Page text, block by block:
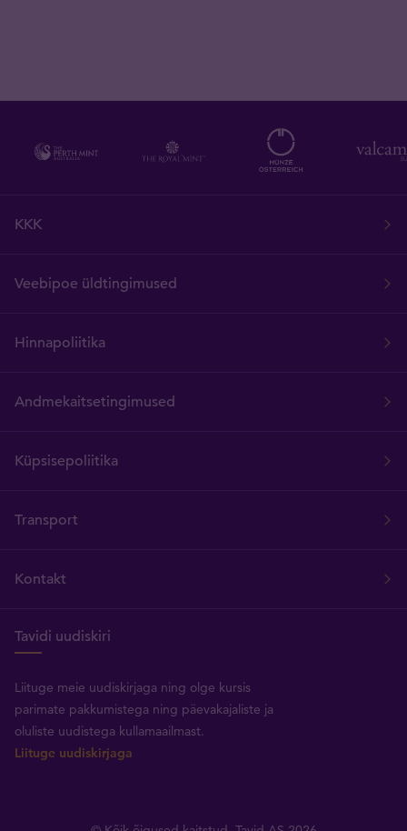
KKK
Veebipoe üldtingimused
Hinnapoliitika
Andmekaitsetingimused
Küpsisepoliitika
Transport
Kontakt
Tavidi uudiskiri
Liituge meie uudiskirjaga ning olge kursis
parimate pakkumistega ning päevakajaliste ja
oluliste uudistega kullamaailmast.
Liituge uudiskirjaga